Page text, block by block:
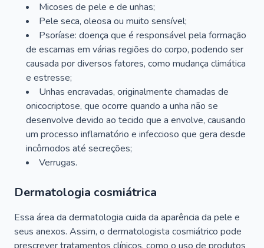
Micoses de pele e de unhas;
Pele seca, oleosa ou muito sensível;
Psoríase: doença que é responsável pela formação
de escamas em várias regiões do corpo, podendo ser
causada por diversos fatores, como mudança climática
e estresse;
Unhas encravadas, originalmente chamadas de
onicocriptose, que ocorre quando a unha não se
desenvolve devido ao tecido que a envolve, causando
um processo inflamatório e infeccioso que gera desde
incômodos até secreções;
Verrugas.
Dermatologia cosmiátrica
Essa área da dermatologia cuida da aparência da pele e
seus anexos. Assim, o dermatologista cosmiátrico pode